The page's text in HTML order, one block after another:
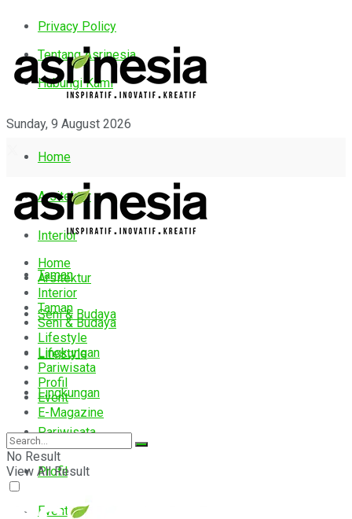
Privacy Policy
Tentang Asrinesia
Hubungi Kami
Sunday, 9 August 2026
Home
Arsitektur
Interior
Taman
Seni & Budaya
Lifestyle
Lingkungan
Pariwisata
Profil
Event
Home
Arsitektur
Interior
Taman
Seni & Budaya
Lifestyle
Lingkungan
Pariwisata
Profil
Event
E-Magazine
No Result
View All Result